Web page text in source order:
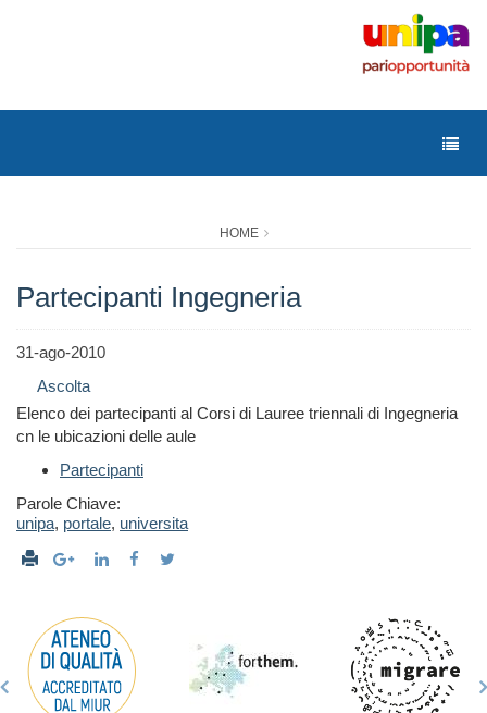
HOME
Partecipanti Ingegneria
31-ago-2010
Ascolta
Elenco dei partecipanti al Corsi di Lauree triennali di Ingegneria
cn le ubicazioni delle aule
Partecipanti
Parole Chiave:
unipa, portale, universita